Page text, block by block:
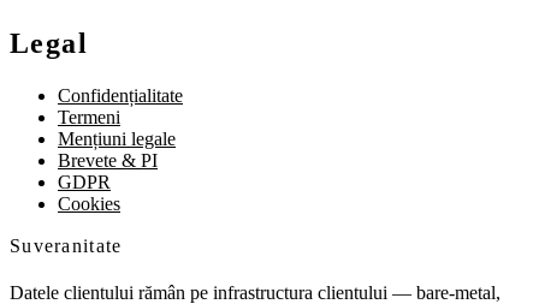
Legal
Confidențialitate
Termeni
Mențiuni legale
Brevete & PI
GDPR
Cookies
Suveranitate
Datele clientului rămân pe infrastructura clientului — bare-metal,